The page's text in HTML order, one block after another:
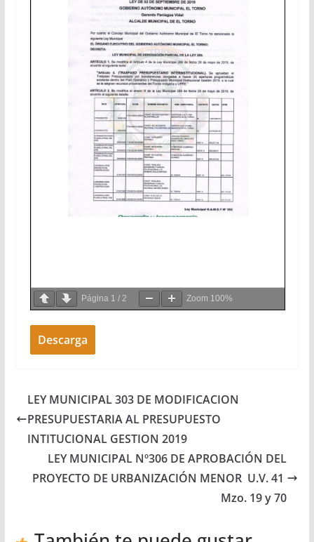
Página 1 / 2 Zoom 100%
Descarga
LEY MUNICIPAL 303 DE MODIFICACION
PRESUPUESTARIA AL PRESUPUESTO
INTITUCIONAL GESTION 2019
LEY MUNICIPAL Nº306 DE APROBACIÓN DEL
PROYECTO DE URBANIZACIÓN MENOR  U.V. 41 
Mzo. 19 y 70